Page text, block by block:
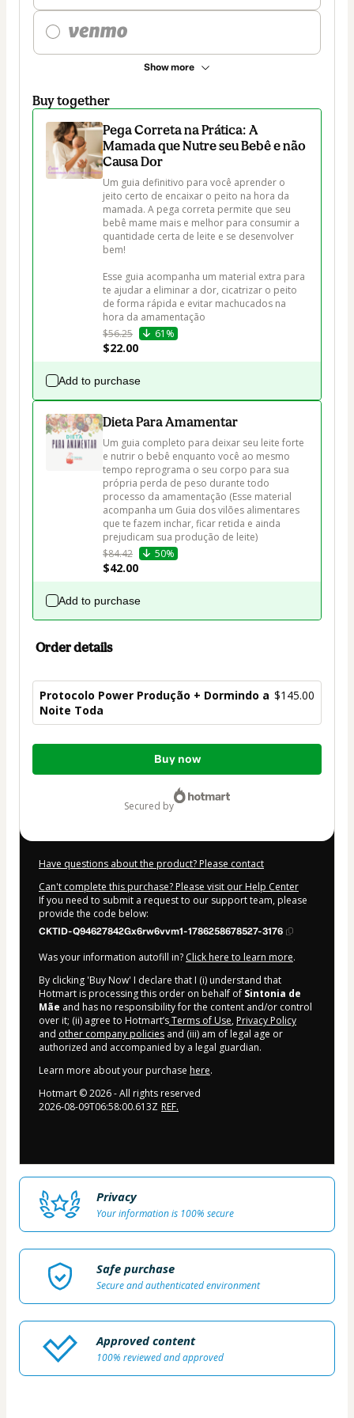
Show more
Buy together
Pega Correta na Prática: A
Mamada que Nutre seu Bebê e não
Causa Dor
Um guia definitivo para você aprender o
jeito certo de encaixar o peito na hora da
mamada. A pega correta permite que seu
bebê mame mais e melhor para consumir a
quantidade certa de leite e se desenvolver
bem!
Esse guia acompanha um material extra para
te ajudar a eliminar a dor, cicatrizar o peito
de forma rápida e evitar machucados na
hora da amamentação
$56.25
61%
$22.00
Add to purchase
Dieta Para Amamentar
Um guia completo para deixar seu leite forte
e nutrir o bebê enquanto você ao mesmo
tempo reprograma o seu corpo para sua
própria perda de peso durante todo
processo da amamentação (Esse material
acompanha um Guia dos vilões alimentares
que te fazem inchar, ficar retida e ainda
prejudicam sua produção de leite)
$84.42
50%
$42.00
Add to purchase
Order details
Protocolo Power Produção + Dormindo a
Noite Toda
$145.00
Total
Buy now
secured by
Have questions about the product? Please contact
Can't complete this purchase? Please visit our Help Center
If you need to submit a request to our support team, please
provide the code below:
CKTID-Q94627842Gx6rw6vvm1-1786258678527-3176
Was your information autofill in? Click here to learn more.
By clicking 'Buy Now' I declare that I (i) understand that
Hotmart is processing this order on behalf of Sintonia de
Mãe and has no responsibility for the content and/or control
over it; (ii) agree to Hotmart’sTerms of Use, Privacy Policy
and other company policies and (iii) am of legal age or
authorized and accompanied by a legal guardian.
Learn more about your purchase here.
Hotmart ©2026- All rights reserved
2026-08-09T06:58:00.613Z REF.
Privacy
Your information is 100% secure
Safe purchase
Secure and authenticated environment
Approved content
100% reviewed and approved